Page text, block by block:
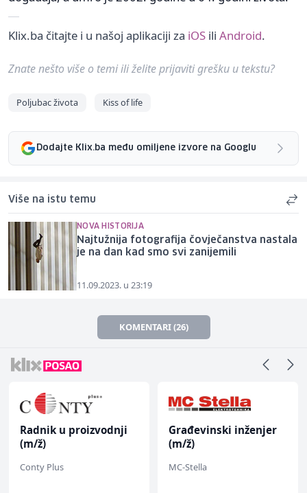
Klix.ba čitajte i u našoj aplikaciji za iOS ili Android.
Znate nešto više o temi ili želite prijaviti grešku u tekstu?
Poljubac života Kiss of life
Dodajte Klix.ba među omiljene izvore na Googlu
Više na istu temu
NOVA HISTORIJA
Najtužnija fotografija čovječanstva nastala
je na dan kad smo svi zanijemili
11.09.2023. u 23:19
KOMENTARI (26)
Radnik u proizvodnji
(m/ž)
Conty Plus
Građevinski inženjer
(m/ž)
MC-Stella